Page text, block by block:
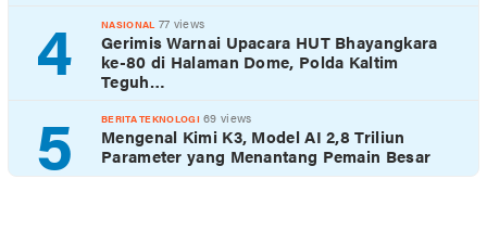
4 NASIONAL 77 views
Gerimis Warnai Upacara HUT Bhayangkara
ke-80 di Halaman Dome, Polda Kaltim
Teguh…
5 BERITA TEKNOLOGI 69 views
Mengenal Kimi K3, Model AI 2,8 Triliun
Parameter yang Menantang Pemain Besar